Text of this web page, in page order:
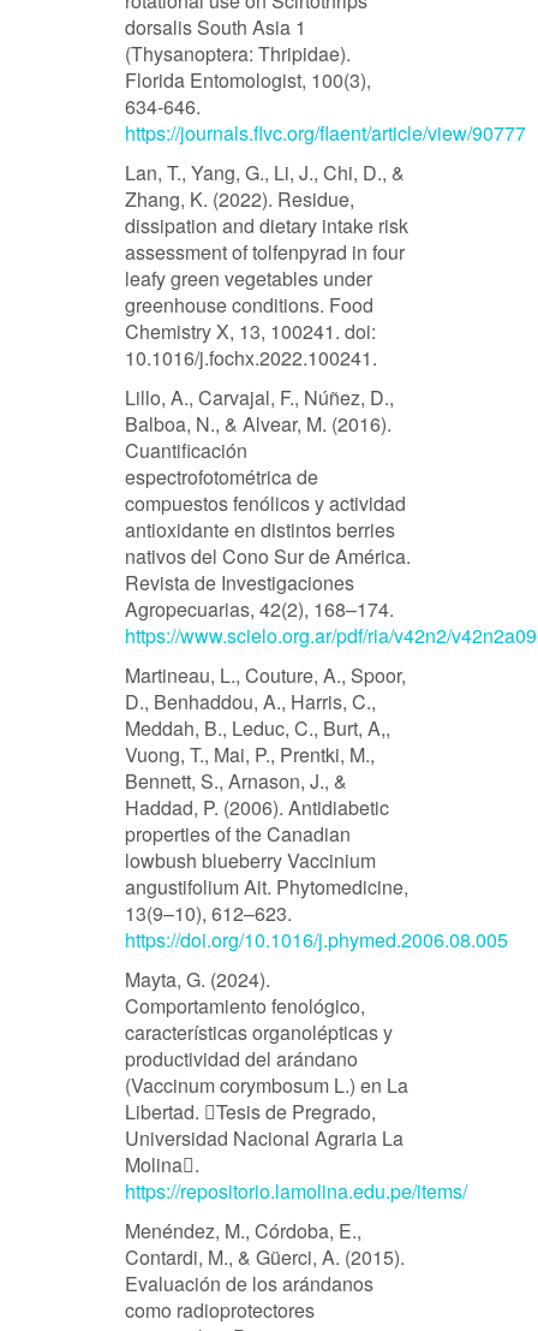
dorsalis South Asia 1
(Thysanoptera: Thripidae).
Florida Entomologist, 100(3),
634-646.
https://journals.flvc.org/flaent/article/view/90777
Lan, T., Yang, G., Li, J., Chi, D., &
Zhang, K. (2022). Residue,
dissipation and dietary intake risk
assessment of tolfenpyrad in four
leafy green vegetables under
greenhouse conditions. Food
Chemistry X, 13, 100241. doi:
10.1016/j.fochx.2022.100241.
Lillo, A., Carvajal, F., Núñez, D.,
Balboa, N., & Alvear, M. (2016).
Cuantificación
espectrofotométrica de
compuestos fenólicos y actividad
antioxidante en distintos berries
nativos del Cono Sur de América.
Revista de Investigaciones
Agropecuarias, 42(2), 168–174.
https://www.scielo.org.ar/pdf/ria/v42n2/
Martineau, L., Couture, A., Spoor,
D., Benhaddou, A., Harris, C.,
Meddah, B., Leduc, C., Burt, A,,
Vuong, T., Mai, P., Prentki, M.,
Bennett, S., Arnason, J., &
Haddad, P. (2006). Antidiabetic
properties of the Canadian
lowbush blueberry Vaccinium
angustifolium Ait. Phytomedicine,
13(9–10), 612–623.
https://doi.org/10.1016/j.phymed.2006.08.005
Mayta, G. (2024).
Comportamiento fenológico,
características organolépticas y
productividad del arándano
(Vaccinum corymbosum L.) en La
Libertad. Tesis de Pregrado,
Universidad Nacional Agraria La
Molina.
https://repositorio.lamolina.edu.pe/items/
Menéndez, M., Córdoba, E.,
Contardi, M., & Güerci, A. (2015).
Evaluación de los arándanos
como radioprotectores